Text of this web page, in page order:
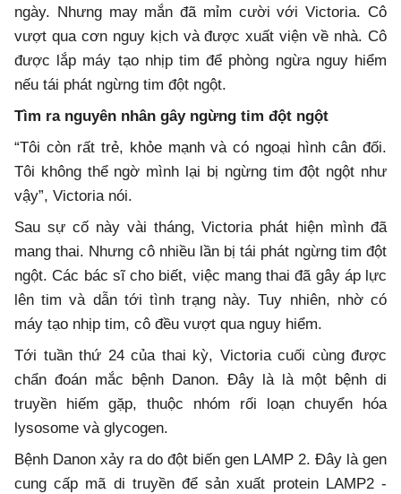
ngày. Nhưng may mắn đã mỉm cười với Victoria. Cô
vượt qua cơn nguy kịch và được xuất viện về nhà. Cô
được lắp máy tạo nhịp tim để phòng ngừa nguy hiểm
nếu tái phát ngừng tim đột ngột.
Tìm ra nguyên nhân gây ngừng tim đột ngột
“Tôi còn rất trẻ, khỏe mạnh và có ngoại hình cân đối.
Tôi không thể ngờ mình lại bị ngừng tim đột ngột như
vậy”, Victoria nói.
Sau sự cố này vài tháng, Victoria phát hiện mình đã
mang thai. Nhưng cô nhiều lần bị tái phát ngừng tim đột
ngột. Các bác sĩ cho biết, việc mang thai đã gây áp lực
lên tim và dẫn tới tình trạng này. Tuy nhiên, nhờ có
máy tạo nhịp tim, cô đều vượt qua nguy hiểm.
Tới tuần thứ 24 của thai kỳ, Victoria cuối cùng được
chẩn đoán mắc bệnh Danon. Đây là là một bệnh di
truyền hiếm gặp, thuộc nhóm rối loạn chuyển hóa
lysosome và glycogen.
Bệnh Danon xảy ra do đột biến gen LAMP 2. Đây là gen
cung cấp mã di truyền để sản xuất protein LAMP2 -